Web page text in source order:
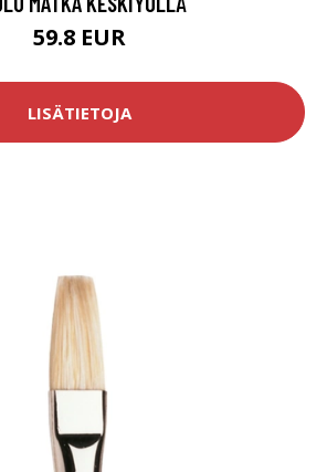
59.8 EUR
LISÄTIETOJA